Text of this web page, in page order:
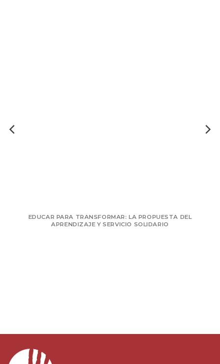
LA PROPUESTA DEL
SOLIDARIO
ITINERARIOS PARA LA
DISEÑO DE PROYECTOS